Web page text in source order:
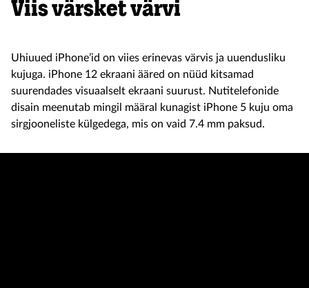
Viis värsket värvi
Uhiuued iPhone’id on viies erinevas värvis ja uuendusliku
kujuga. iPhone 12 ekraani ääred on nüüd kitsamad
suurendades visuaalselt ekraani suurust. Nutitelefonide
disain meenutab mingil määral kunagist iPhone 5 kuju oma
sirgjooneliste külgedega, mis on vaid 7.4 mm paksud.